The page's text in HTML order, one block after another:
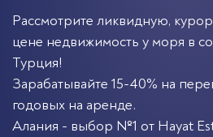
Рассмотрите ликвидную,
цене недвижимость у моря в
Турция!
Зарабатывайте 15-40% на
годовых на аренде.
Алания - выбор №1 от Hayat